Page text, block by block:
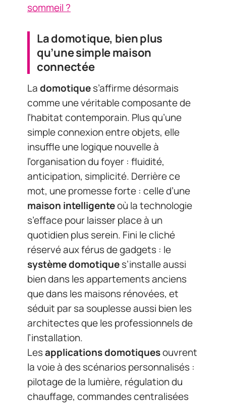
sommeil ?
La domotique, bien plus
qu’une simple maison
connectée
Ladomotiques’affirme désormais
comme une véritable composante de
l’habitat contemporain. Plus qu’une
simple connexion entre objets, elle
insuffle une logique nouvelle à
l’organisation du foyer : fluidité,
anticipation, simplicité. Derrière ce
mot, une promesse forte : celle d’une
maison intelligenteoù la technologie
s’efface pour laisser place à un
quotidien plus serein. Fini le cliché
réservé aux férus de gadgets : le
système domotiques’installe aussi
bien dans les appartements anciens
que dans les maisons rénovées, et
séduit par sa souplesse aussi bien les
architectes que les professionnels de
l’installation.
Lesapplications domotiquesouvrent
la voie à des scénarios personnalisés :
pilotage de la lumière, régulation du
chauffage, commandes centralisées